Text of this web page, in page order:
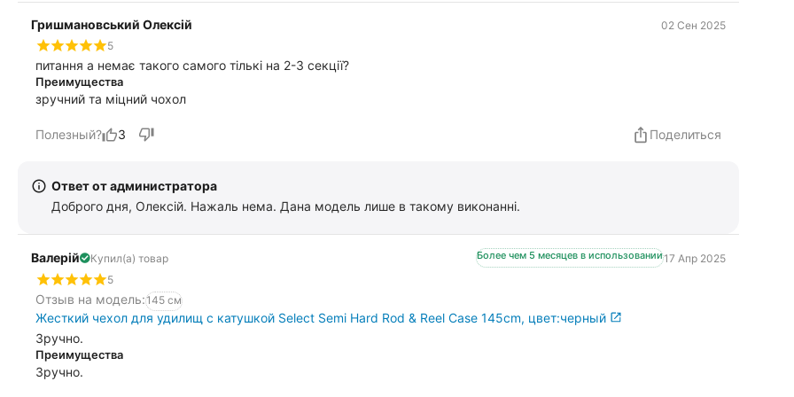
Гришмановський Олексій
02 Сен 2025
5
питання а немає такого самого тількі на 2-3 секції?
Преимущества
зручний та міцний чохол
Полезный? 3 Поделиться
Ответ от администратора
Доброго дня, Олексій. Нажаль нема. Дана модель лише в такому виконанні.
Валерій Купил(а) товар Более чем 5 месяцев в использовании17 Апр 2025
5
Отзыв на модель:145 см
Жесткий чехол для удилищ с катушкой Select Semi Hard Rod & Reel Case 145cm, цвет:черный
Зручно.
Преимущества
Зручно.